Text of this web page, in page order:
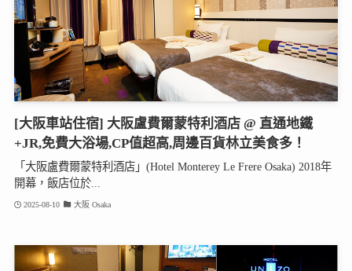
[大阪車站住宿] 大阪盧費爾蒙特利酒店 @ 直通地鐵
+JR,免費大浴場,CP值超高,周邊百貨林立美食多！
「大阪盧費爾蒙特利酒店」(Hotel Monterey Le Frere Osaka) 2018年
開幕，飯店位於...
2025-08-10 大阪 Osaka